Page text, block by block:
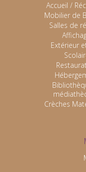
Accueil /
Mobilier de
Salles de
Extérieur
Crèches